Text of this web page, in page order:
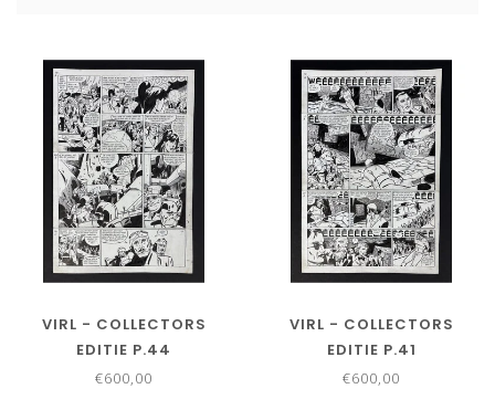
VIRL - COLLECTORS
EDITIE P.44
€600,00
VIRL - COLLECTORS
EDITIE P.41
€600,00